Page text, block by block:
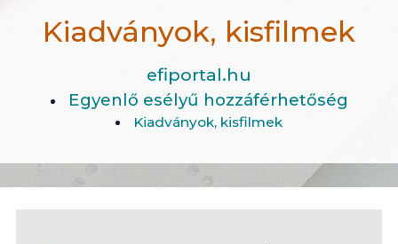
Kiadványok, kisfilmek
efiportal.hu
Egyenlő esélyű hozzáférhetőség
Kiadványok, kisfilmek